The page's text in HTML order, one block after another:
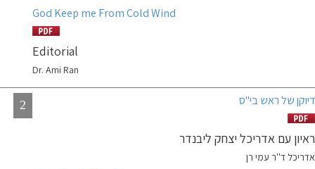
God Keep me From Cold Wind
Editorial
Dr. Ami Ran
דיוקן של ראש בי''ס
ראיון עם אדריכל יצחק ליבנדר
אדריכל ד''ר עמי רן
2